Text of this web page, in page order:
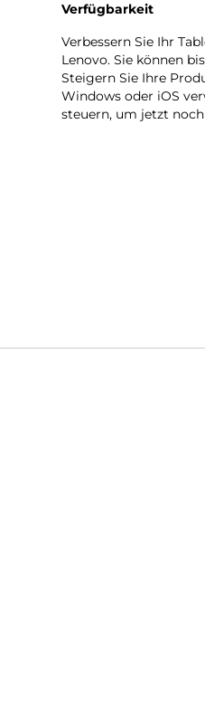
Verfügbarkeit
Verbessern Sie Ihr
Lenovo. Sie können
Steigern Sie Ihre
Windows oder iOS
steuern, um jetzt